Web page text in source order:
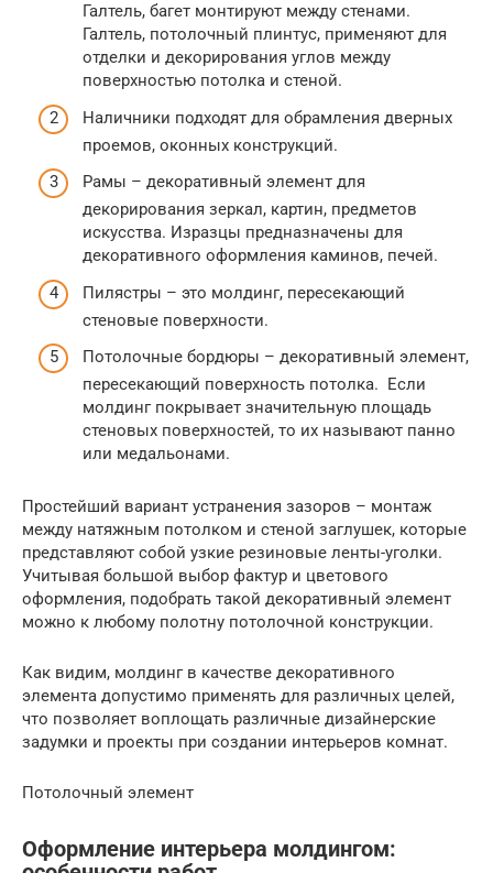
Галтель, багет монтируют между стенами.
Галтель, потолочный плинтус, применяют для
отделки и декорирования углов между
поверхностью потолка и стеной.
Наличники подходят для обрамления дверных
проемов, оконных конструкций.
Рамы – декоративный элемент для
декорирования зеркал, картин, предметов
искусства. Изразцы предназначены для
декоративного оформления каминов, печей.
Пилястры – это молдинг, пересекающий
стеновые поверхности.
Потолочные бордюры – декоративный элемент,
пересекающий поверхность потолка. Если
молдинг покрывает значительную площадь
стеновых поверхностей, то их называют панно
или медальонами.
Простейший вариант устранения зазоров – монтаж
между натяжным потолком и стеной заглушек, которые
представляют собой узкие резиновые ленты-уголки.
Учитывая большой выбор фактур и цветового
оформления, подобрать такой декоративный элемент
можно к любому полотну потолочной конструкции.
Как видим, молдинг в качестве декоративного
элемента допустимо применять для различных целей,
что позволяет воплощать различные дизайнерские
задумки и проекты при создании интерьеров комнат.
Потолочный элемент
Оформление интерьера молдингом: